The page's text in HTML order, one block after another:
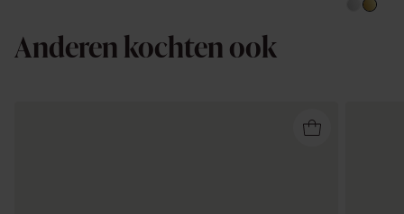
Anderen kochten ook